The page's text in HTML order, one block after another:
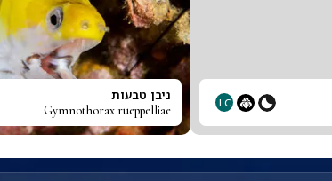
LC ניבן טבעות
Gymnothorax rueppelliae